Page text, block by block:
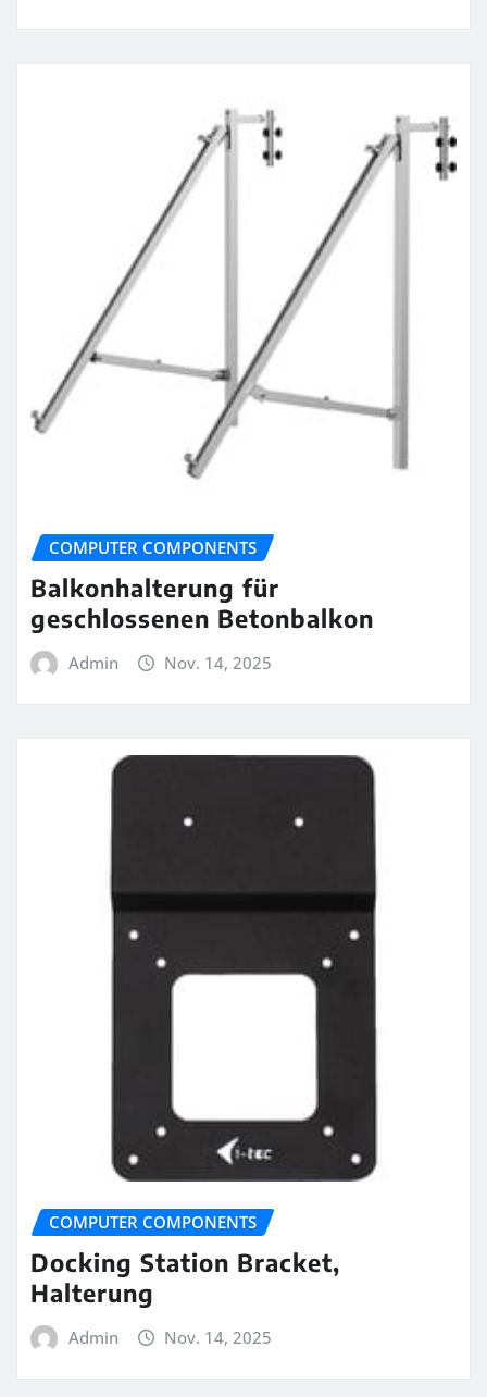
COMPUTER COMPONENTS
Balkonhalterung für
geschlossenen Betonbalkon
Admin Nov. 14, 2025
COMPUTER COMPONENTS
Docking Station Bracket,
Halterung
Admin Nov. 14, 2025